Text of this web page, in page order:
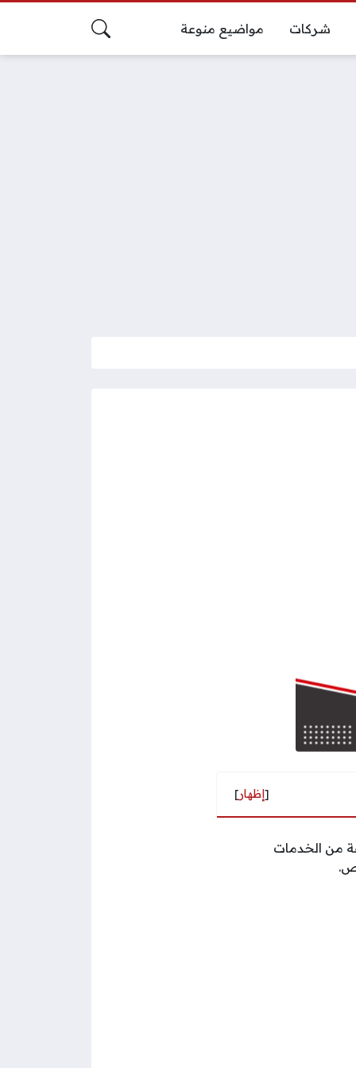
شركات مواضيع منوعة
[إظهار]
من الخدمات